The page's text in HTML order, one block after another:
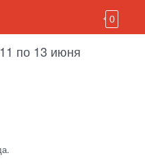
0
по 13 июня